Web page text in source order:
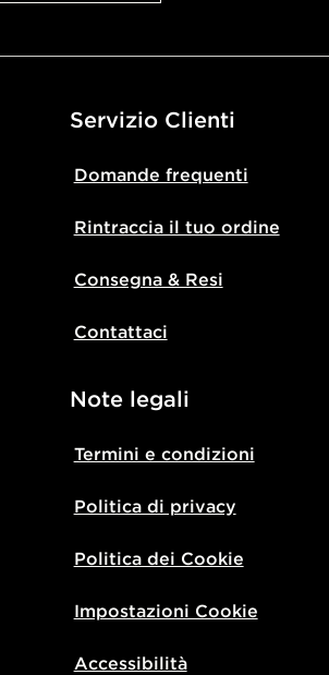
Servizio Clienti
Domande frequenti
Rintraccia il tuo ordine
Consegna & Resi
Contattaci
Note legali
Termini e condizioni
Politica di privacy
Politica dei Cookie
Impostazioni Cookie
Accessibilità